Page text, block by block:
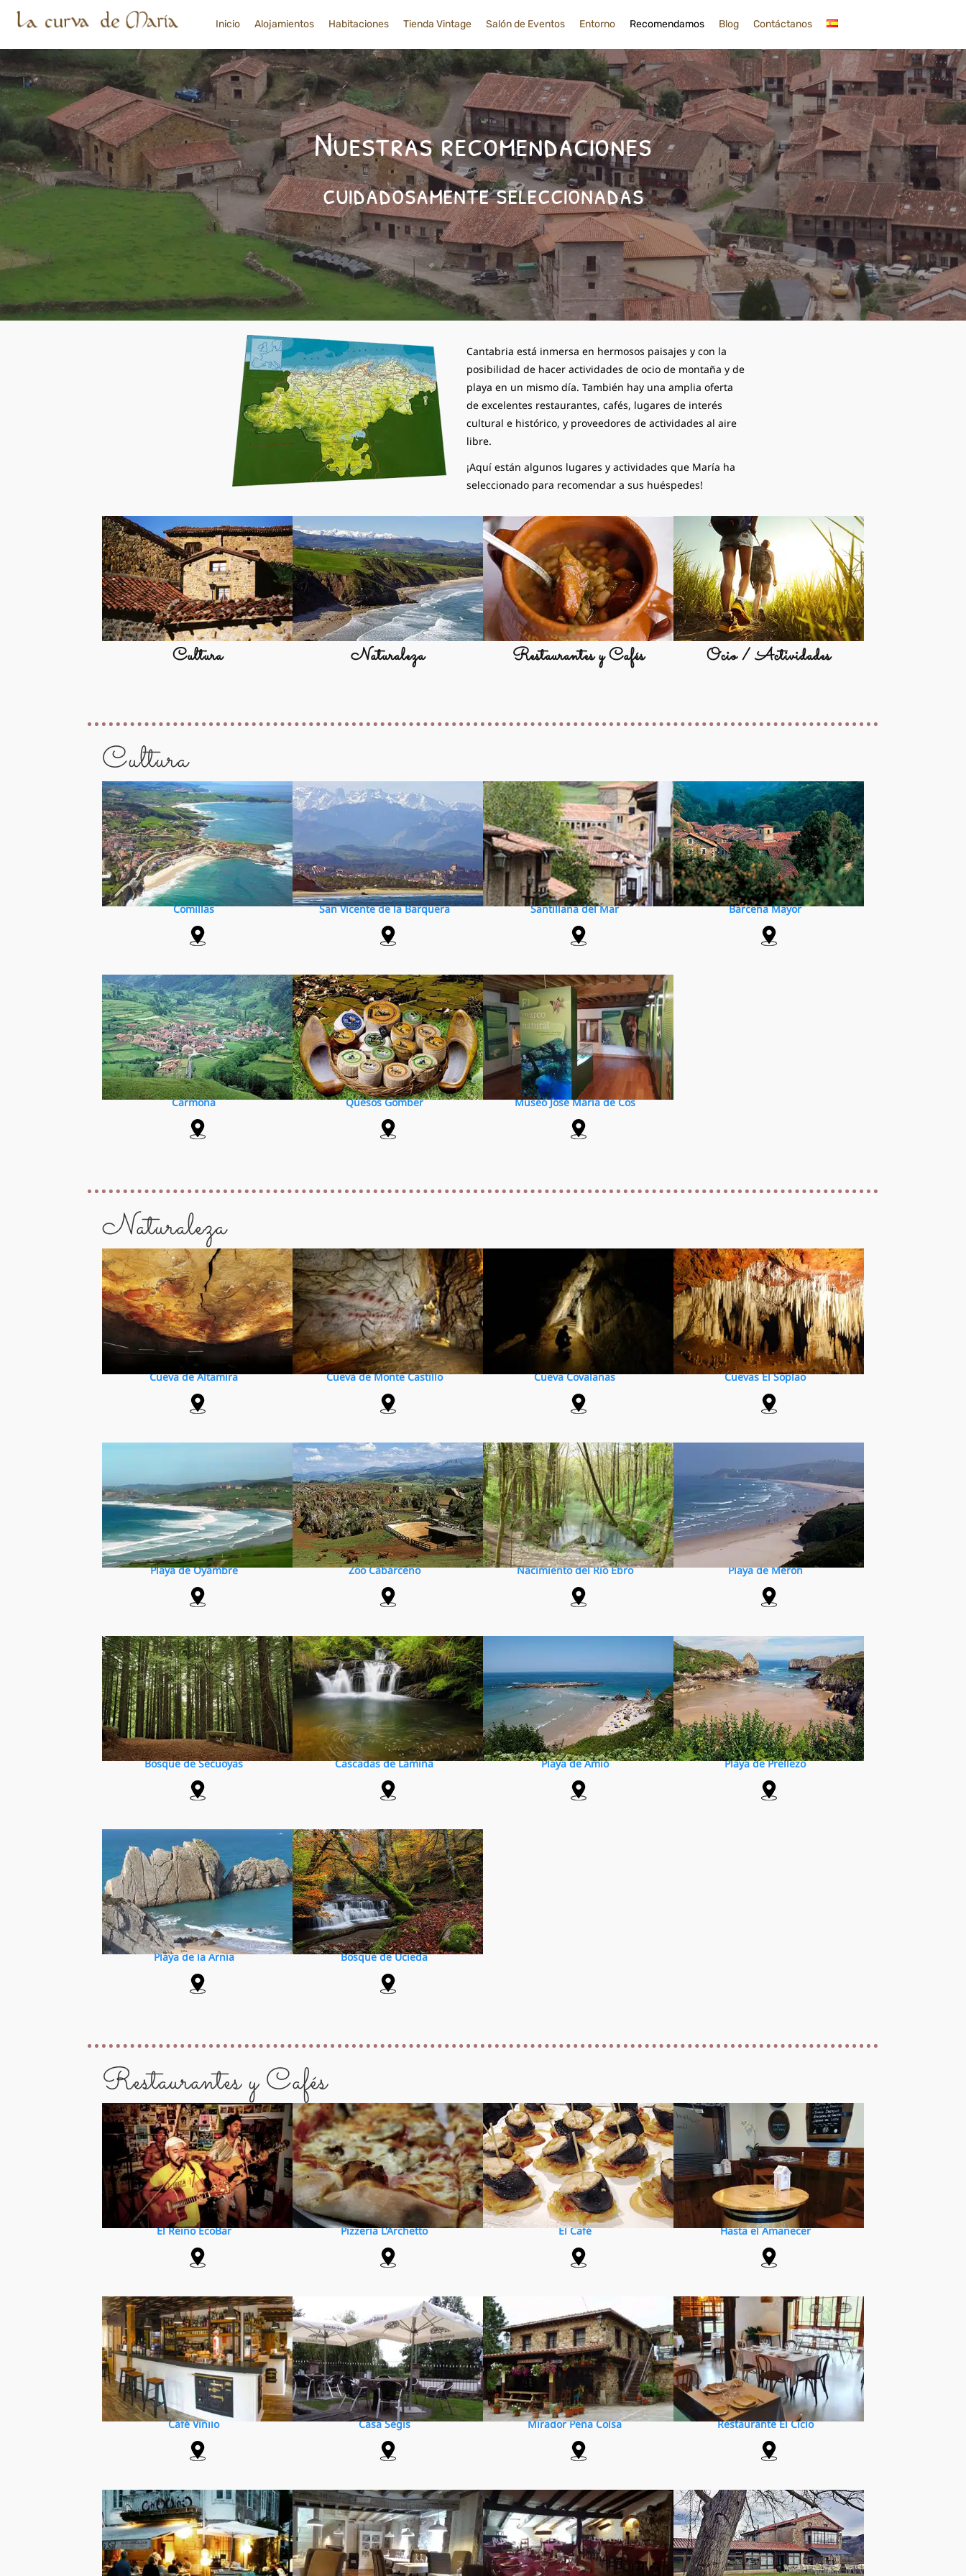
Inicio Alojamientos Habitaciones Tienda Vintage Salón de Eventos Entorno Recomendamos Blog Contáctanos
Nuestras recomendaciones
cuidadosamente seleccionadas
Cantabria está inmersa en hermosos paisajes y con la
posibilidad de hacer actividades de ocio de montaña y de
playa en un mismo día. También hay una amplia oferta
de excelentes restaurantes, cafés, lugares de interés
cultural e histórico, y proveedores de actividades al aire
libre.
¡Aquí están algunos lugares y actividades que María ha
seleccionado para recomendar a sus huéspedes!
Cultura Naturaleza Restaurantes y Cafés Ocio / Actividades
Cultura
Comillas
Carmona
San Vicente de la Barquera
Quesos Gomber
Santillana del Mar
Museo José María de Cos
Barcena Mayor
Naturaleza
Cueva de Altamira
Playa de Oyambre
Bosque de Secuoyas
Playa de la Arnía
Cueva de Monte Castillo
Zoo Cabárceno
Cascadas de Lamiña
Bosque de Ucieda
Cueva Covalanas
Nacimiento del Rio Ebro
Playa de Amió
Cuevas El Soplao
Playa de Merón
Playa de Prellezo
Restaurantes y Cafés
El Reino EcoBar
Café Vinilo
Pizzeria L'Archetto
Casa Segis
El Café
Mirador Peña Colsa
Hasta el Amanecer
Restaurante El Ciclo